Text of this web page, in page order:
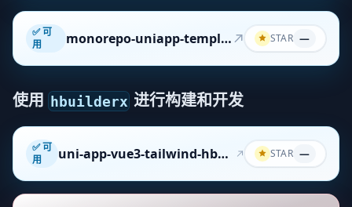
✅ 可
用
monorepo-uniapp-template STAR —
使用 hbuilderx 进行构建和开发
✅ 可
用
uni-app-vue3-tailwind-hbuilder-template STAR —